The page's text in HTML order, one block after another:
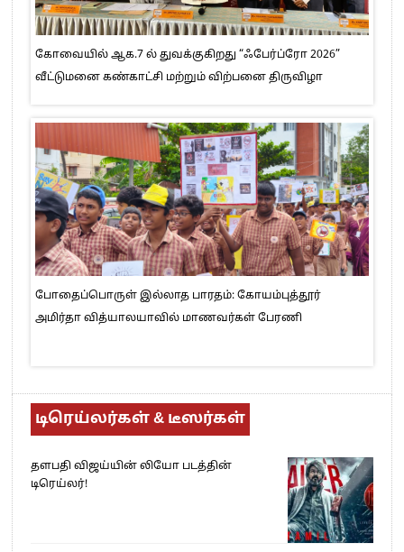
கோவையில் ஆக.7 ல் துவக்குகிறது “ஃபேர்ப்ரோ 2026”
வீட்டுமனை கண்காட்சி மற்றும் விற்பனை திருவிழா
போதைப்பொருள் இல்லாத பாரதம்: கோயம்புத்தூர்
அமிர்தா வித்யாலயாவில் மாணவர்கள் பேரணி
டிரெய்லர்கள் & டீஸர்கள்
தளபதி விஜய்யின் லியோ படத்தின்
டிரெய்லர்!